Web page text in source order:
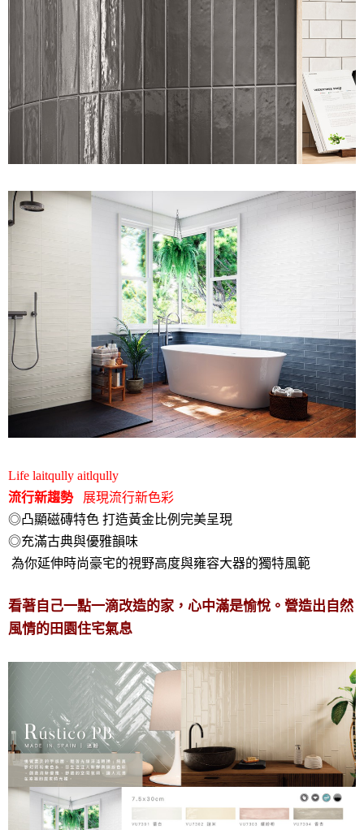
Life laitqully aitlqully
流行新趨勢展現流行新色彩
◎凸顯磁磚特色 打造黃金比例完美呈現
◎充滿古典與優雅韻味
為你延伸時尚豪宅的視野高度與雍容大器的獨特風範
看著自己一點一滴改造的家，心中滿是愉悅。營造出自然
風情的田園住宅氣息